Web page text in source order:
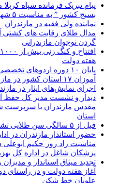
پیام تبریک فرمانده سپاه
بسیج کشور ” به مناسبت ۵ شهریورماه روز ملی کشتی
نماينده ولی فقیه در مازندران
مدال طلای رقابت های کشتی
گردن نوجوان مازندرانی
هفته دولت
پایان ۱۰ دوره اردوهای
آموزان ۱۷ استان کشور در مازندران
اجرای نمایش‌های ایثار در
دیدار و نشست مدیر کل حفظ
مقدس مازندران با
استان
قبل از ۵ سالگی سن طلایی تشخیص و درمان تنبلی چشم
حضور استاندار مازندران در
مناسبت زاد روز حکیم ابوعلی
پزشکان شاغل در اداره کل
تجدید میثاق استاندار و
آغاز هفته دولت و در راستای
علویان خط شکن